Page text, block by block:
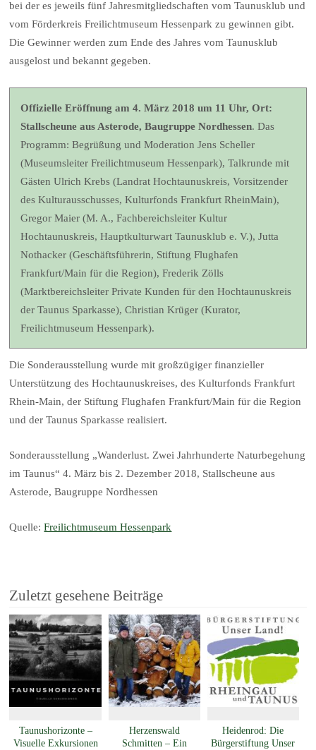
bei der es jeweils fünf Jahresmitgliedschaften vom Taunusklub und
vom Förderkreis Freilichtmuseum Hessenpark zu gewinnen gibt.
Die Gewinner werden zum Ende des Jahres vom Taunusklub
ausgelost und bekannt gegeben.
Offizielle Eröffnung am 4. März 2018 um 11 Uhr, Ort:
Stallscheune aus Asterode, Baugruppe Nordhessen. Das
Programm: Begrüßung und Moderation Jens Scheller
(Museumsleiter Freilichtmuseum Hessenpark), Talkrunde mit
Gästen Ulrich Krebs (Landrat Hochtaunuskreis, Vorsitzender
des Kulturausschusses, Kulturfonds Frankfurt RheinMain),
Gregor Maier (M. A., Fachbereichsleiter Kultur
Hochtaunuskreis, Hauptkulturwart Taunusklub e. V.), Jutta
Nothacker (Geschäftsführerin, Stiftung Flughafen
Frankfurt/Main für die Region), Frederik Zölls
(Marktbereichsleiter Private Kunden für den Hochtaunuskreis
der Taunus Sparkasse), Christian Krüger (Kurator,
Freilichtmuseum Hessenpark).
Die Sonderausstellung wurde mit großzügiger finanzieller
Unterstützung des Hochtaunuskreises, des Kulturfonds Frankfurt
Rhein-Main, der Stiftung Flughafen Frankfurt/Main für die Region
und der Taunus Sparkasse realisiert.
Sonderausstellung „Wanderlust. Zwei Jahrhunderte Naturbegehung
im Taunus“ 4. März bis 2. Dezember 2018, Stallscheune aus
Asterode, Baugruppe Nordhessen
Quelle:Freilichtmuseum Hessenpark
Zuletzt gesehene Beiträge
Taunushorizonte –
Visuelle Exkursionen
Herzenswald
Schmitten – Ein
Heidenrod: Die
Bürgerstiftung Unser